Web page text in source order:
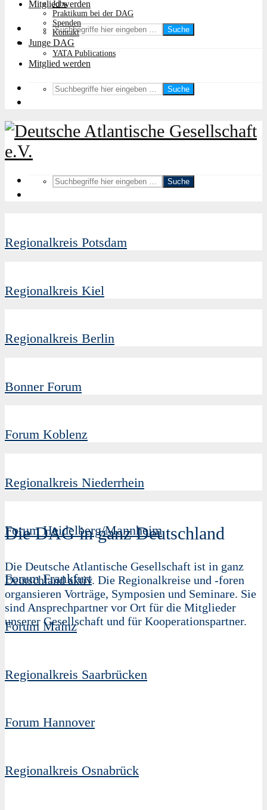
Mitglied werden
Suche
Jobs
Praktikum bei der DAG
Spenden
Kontakt
Junge DAG
YATA Publications
Mitglied werden
Suche
Suche
Regionalkreis Potsdam
Regionalkreis Kiel
Regionalkreis Berlin
Bonner Forum
Forum Koblenz
Regionalkreis Niederrhein
Forum Heidelberg/Mannheim
Forum Frankfurt
Forum Mainz
Regionalkreis Saarbrücken
Forum Hannover
Regionalkreis Osnabrück
Die DAG in ganz Deutschland
Die Deutsche Atlantische Gesellschaft ist in ganz
Deutschland aktiv. Die Regionalkreise und -foren
organsieren Vorträge, Symposien und Seminare. Sie
sind Ansprechpartner vor Ort für die Mitglieder
unserer Gesellschaft und für Kooperationspartner.